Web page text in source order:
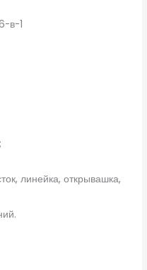
в-1
линейка, открывашка,